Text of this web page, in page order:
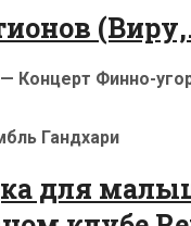
Концерт Финно-
Гандхари
для